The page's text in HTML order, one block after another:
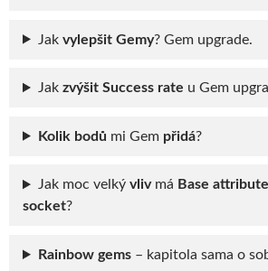
Jak vylepšit Gemy? Gem upgrade.
Jak zvýšit Success rate u Gem
Kolik bodů mi Gem přidá?
Jak moc velký vlivmá Base attribute
socket?
Rainbow gems– kapitola sama o